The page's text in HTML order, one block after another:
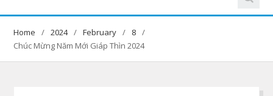
Home 2024 February
8
Chúc Mừng Năm Mới Giáp Thìn 2024